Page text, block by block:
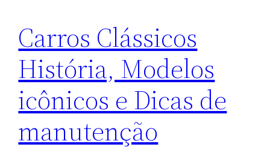
Carros Clássicos
História, Modelos
icônicos e Dicas de
manutenção